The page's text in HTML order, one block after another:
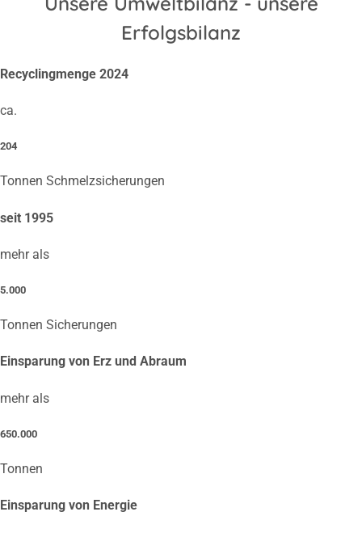
Erfolgsbilanz
Recyclingmenge 2024
ca.
204
Tonnen Schmelzsicherungen
seit 1995
mehr als
5.000
Tonnen Sicherungen
Einsparung von Erz und Abraum
mehr als
650.000
Tonnen
Einsparung von Energie